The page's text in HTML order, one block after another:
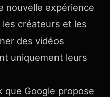
nouvelle expérience
les créateurs et les
des vidéos
uniquement leurs
que Google propose